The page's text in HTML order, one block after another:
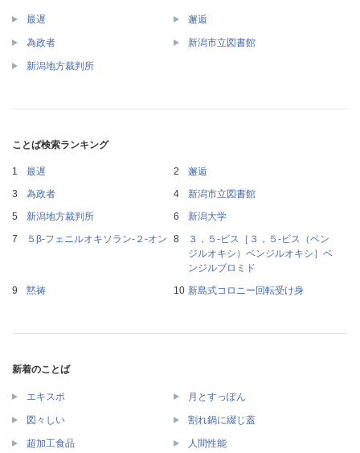
最遅 邂逅
為政者 新潟市立図書館
新潟地方裁判所
ことば検索ランキング
最遅
邂逅
為政者
新潟市立図書館
新潟地方裁判所
新潟大学
５β‐フェニルオキソラン‐２‐オン
３，５‐ビス［３，５‐ビス（ベン
ジルオキシ）ベンジルオキシ］ベ
ンジルブロミド
黙祷
新島式コロニー回転受け身
新着のことば
エキスポ 月とすっぽん
図々しい 割れ鍋に綴じ蓋
超加工食品 人間性能